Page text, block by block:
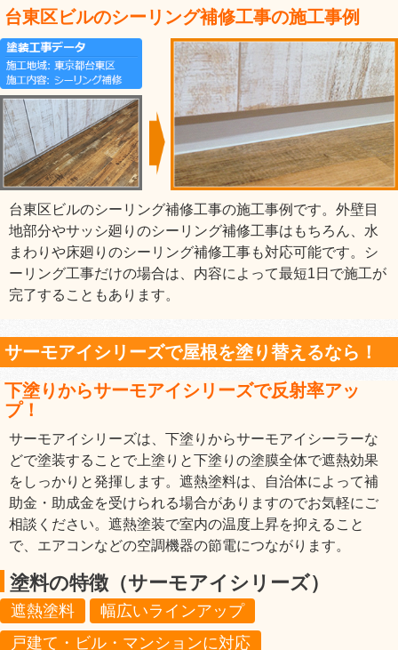
台東区ビルのシーリング補修工事の施工事例
台東区ビルのシーリング補修工事の施工事例です。外壁目
地部分やサッシ廻りのシーリング補修工事はもちろん、水
まわりや床廻りのシーリング補修工事も対応可能です。シ
ーリング工事だけの場合は、内容によって最短1日で施工が
完了することもあります。
サーモアイシリーズで屋根を塗り替えるなら！
下塗りからサーモアイシリーズで反射率アッ
プ！
サーモアイシリーズは、下塗りからサーモアイシーラーな
どで塗装することで上塗りと下塗りの塗膜全体で遮熱効果
をしっかりと発揮します。遮熱塗料は、自治体によって補
助金・助成金を受けられる場合がありますのでお気軽にご
相談ください。遮熱塗装で室内の温度上昇を抑えること
で、エアコンなどの空調機器の節電につながります。
塗料の特徴（サーモアイシリーズ）
遮熱塗料
幅広いラインアップ
戸建て・ビル・マンションに対応